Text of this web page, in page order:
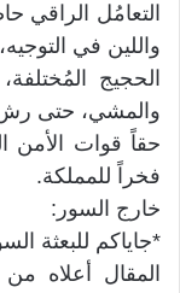
التعامُل الراقي
واللين في
الحجيج
والمشي، حتى رش
حقاً قوات
فخراً للمملكة.
خارج السور:
*جاياكم للبعثة